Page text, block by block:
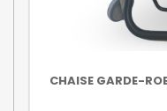
CHAISE GARDE-